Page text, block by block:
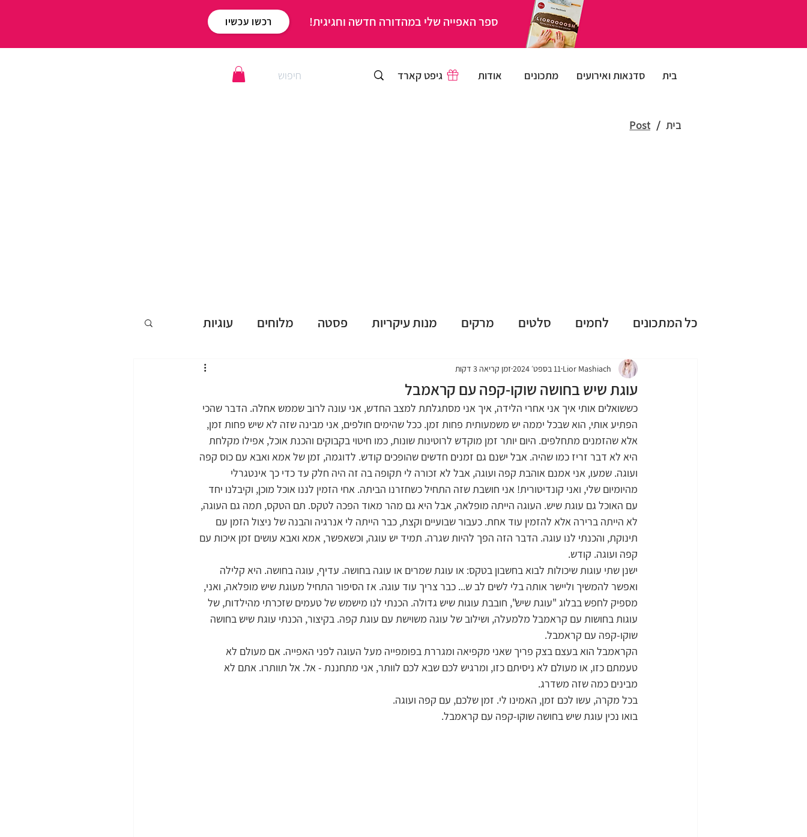
רכשו עכשיו ספר האפייה שלי במהדורה חדשה וחגיגית!
גיפט קארד אודות מתכונים סדנאות ואירועים בית
בית /
Post
כל המתכונים לחמים סלטים מרקים מנות עיקריות פסטה מלוחים עוגיות
עוגות שמרים עוגות בחושות פאי וטארט ללא אפייה
ללא גלוטן ללא מיקסר נומה טבעוני ארוחות בוקר גלידות וקפואים
טיפים וציוד למטבח חגי תשרי חנוכה פורים פסח יום העצמאות שבועות
מתכונים אהובים
עוגת שיש בחושה שוקו-קפה עם קראמבל
Lior Mashiach 11 בספט׳ 2024 זמן קריאה 3 דקות
כששואלים אותי איך אני אחרי הלידה, איך אני מסתגלתת למצב החדש, אני עונה לרוב שממש אחלה. הדבר שהכי
הפתיע אותי, הוא שבכל יממה יש משמעותית פחות זמן. ככל שהימים חולפים, אני מבינה שזה לא שיש פחות זמן,
אלא שהזמנים מתחלפים. היום יותר זמן מוקדש לרוטינות שונות, כמו חיטוי בקבוקים והכנת אוכל, אפילו מקלחת
היא לא דבר זריז כמו שהיה. אבל ישנם גם זמנים חדשים שהופכים קודש. לדוגמה, זמן של אמא ואבא עם כוס קפה
ועוגה. שמעו, אני אמנם אוהבת קפה ועוגה, אבל לא זכורה לי תקופה בה זה היה חלק עד כדי כך אינטגרלי
מהיומיום שלי, ואני קונדיטורית! אני חושבת שזה התחיל כשחזרנו הביתה. אחי הזמין לננו אוכל מוכן, וקיבלנו יחד
עם האוכל גם עוגת שיש. העוגה הייתה מופלאה, אבל היא גם מהר מאוד הפכה לטקס. תם הטקס, תמה גם העוגה,
לא הייתה ברירה אלא להזמין עוד אחת. כעבור שבועיים וקצת, כבר הייתה לי אנרגיה והבנה של ניצול הזמן עם
תינוקת, והכנתי לנו עוגה. הדבר הזה הפך להיות שגרה. תמיד יש עוגה, וכשאפשר, אמא ואבא עושים זמן איכות עם
קפה ועוגה. קודש.
ישנן שתי עוגות שיכולות לבוא בחשבון בטקס: או עוגת שמרים או עוגה בחושה. עדיף, עוגה בחושה. היא קלילה
ואפשר להמשיך וליישר אותה בלי לשים לב ש... כבר צריך עוד עוגה. אז הסיפור התחיל מעוגת שיש מופלאה, ואני,
מספיק לחפש בבלוג "עוגת שיש", חובבת עוגות שיש גדולה. הכנתי לנו מישמש של טעמים שזכרתי מהילדות, של
עוגות בחושות עם קראמבל מלמעלה, ושילוב של עוגה משוישת עם עוגת קפה. בקיצור, הכנתי עוגת שיש בחושה
שוקו-קפה עם קראמבל.
הקראמבל הוא בעצם בצק פריך שאני מקפיאה ומגררת בפומפייה מעל העוגה לפני האפייה. אם מעולם לא
טעמתם כזו, או מעולם לא ניסיתם כזו, ומרגיש לכם שבא לכם לוותר, אני מתחננת - אל. אל תוותרו. אתם לא
מבינים כמה שזה משדרג.
בכל מקרה, עשו לכם זמן, האמינו לי. זמן שלכם, עם קפה ועוגה.
בואו נכין עוגת שיש בחושה שוקו-קפה עם קראמבל.